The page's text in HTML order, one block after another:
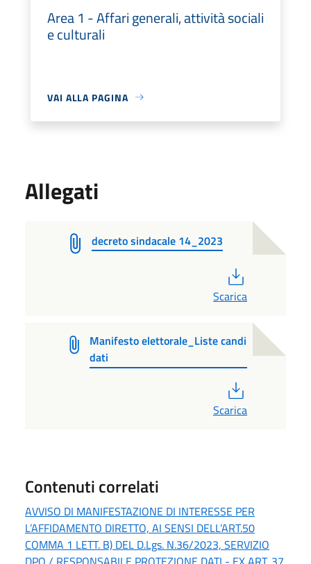
Area 1 - Affari generali, attività sociali
e culturali
VAI ALLA PAGINA
Allegati
decreto sindacale 14_2023
Scarica
Manifesto elettorale_Liste candi
dati
Scarica
Contenuti correlati
AVVISO DI MANIFESTAZIONE DI INTERESSE PER
L’AFFIDAMENTO DIRETTO, AI SENSI DELL’ART.50
COMMA 1 LETT. B) DEL D.Lgs. N.36/2023, SERVIZIO